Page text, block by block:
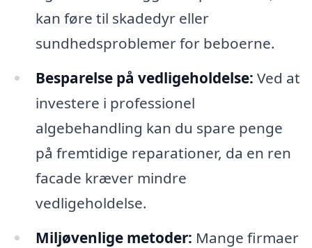
kan føre til skadedyr eller
sundhedsproblemer for beboerne.
Besparelse på vedligeholdelse: Ved at
investere i professionel
algebehandling kan du spare penge
på fremtidige reparationer, da en ren
facade kræver mindre
vedligeholdelse.
Miljøvenlige metoder: Mange firmaer